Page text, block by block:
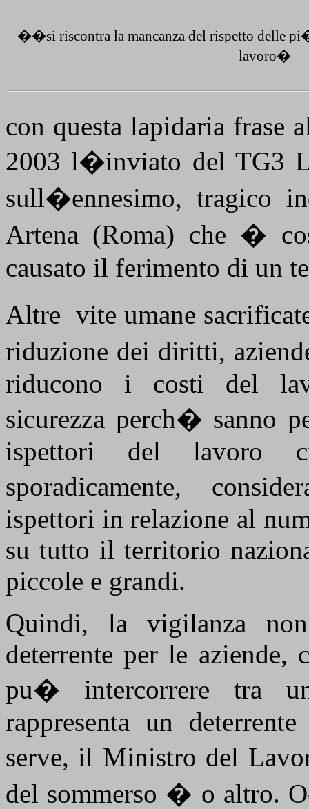
��si riscontra la mancanza del rispetto delle
lavoro�
con questa lapidaria frase
2003 l�inviato del TG3
sull�ennesimo, tragico
Artena (Roma) che �
causato il ferimento di un
Altre vite umane
riduzione dei diritti,
riducono i costi del
sicurezza perch� sanno
ispettori del lavoro
sporadicamente,
ispettori in relazione al
su tutto il territorio
piccole e grandi.
Quindi, la vigilanza non
deterrente per le aziende,
pu� intercorrere tra
rappresenta un
serve, il Ministro del
del sommerso � o altro.